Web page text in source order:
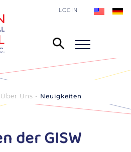
LOGIN
Über Uns Neuigkeiten
der GISW